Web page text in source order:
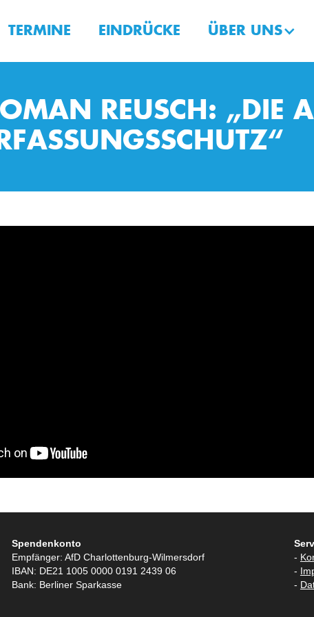
TERMINE EINDRÜCKE ÜBER UNS
REUSCH: „DIE
Spendenkonto
Empfänger: AfD Charlottenburg-Wilmersdorf
IBAN: DE21 1005 0000 0191 2439 06
Bank: Berliner Sparkasse
-
-
-